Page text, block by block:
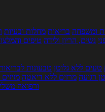
ומשפחה בריאות מחלות ובעיות
נשים, הריון ולידה טיפים
טעים ללא גלוטן טבעונות
רגועה מרזים ללא דיאטה
ורפואה